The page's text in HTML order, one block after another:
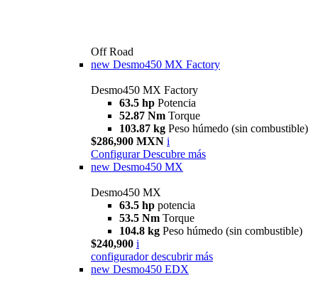
Off Road
new Desmo450 MX Factory
Desmo450 MX Factory
63.5 hp Potencia
52.87 Nm Torque
103.87 kg Peso húmedo (sin combustible)
$286,900 MXN i
Configurar Descubre más
new Desmo450 MX
Desmo450 MX
63.5 hp potencia
53.5 Nm Torque
104.8 kg Peso húmedo (sin combustible)
$240,900 i
configurador descubrir más
new Desmo450 EDX